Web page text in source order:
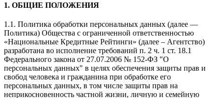
1. ОБЩИЕ ПОЛОЖЕНИЯ
1.1. Политика обработки персональных данных (далее —
Политика) Общества с ограниченной ответственностью
«Национальные Кредитные Рейтинги» (далее – Агентство)
разработана во исполнение требований п. 2 ч. 1 ст. 18.1
Федерального закона от 27.07.2006 № 152-ФЗ "О
персональных данных" в целях обеспечения защиты прав и
свобод человека и гражданина при обработке его
персональных данных, в том числе защиты прав на
неприкосновенность частной жизни, личную и семейную